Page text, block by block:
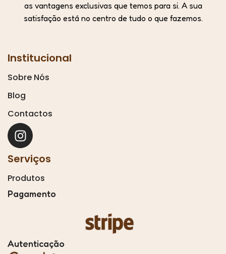
as vantagens exclusivas que temos para si. A sua
satisfação está no centro de tudo o que fazemos.
Institucional
Sobre Nós
Blog
Contactos
Serviços
Produtos
Pagamento
Autenticação